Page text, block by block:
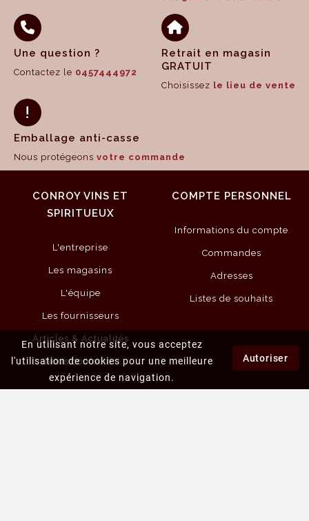
En utilisant notre site, vous acceptez
l'utilisation de cookies pour une meilleure
expérience de navigation.
Autoriser
Une question ?
Contactez le 0457444972
Retrait en magasin
GRATUIT
Choisissez le lieu de vente
Emballage anti-casse
Nous protégeons votre commande
CONROY VINS ET
SPIRITUEUX
L'entreprise
Les magasins
L'équipe
Les fournisseurs
Articles & Actualités
Nous contacter
COMPTE PERSONNEL
Informations du compte
Commandes
Adresses
Listes de souhaits